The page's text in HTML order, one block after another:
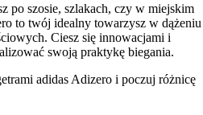
po szosie, szlakach, czy w miejskim
to twój idealny towarzysz w dążeniu
Ciesz się innowacjami i
swoją praktykę biegania.
adidas Adizero i poczuj różnicę